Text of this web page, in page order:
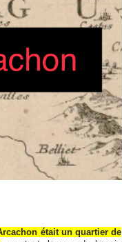
était un quartier de